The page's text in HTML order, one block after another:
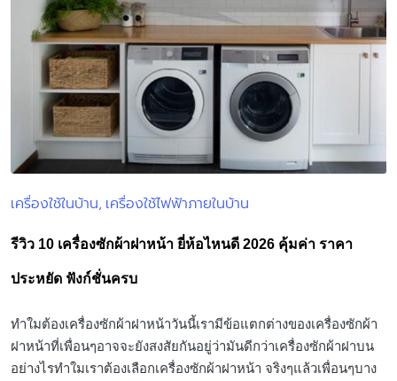
Posted
เครื่องใช้ในบ้าน เครื่องใช้ไฟฟ้าภายในบ้าน
รีวิว 10 เครื่องซักผ้าฝาหน้า ยี่ห้อไหนดี 2026 คุ้มค่า ราคา
ประหยัด ฟังก์ชั่นครบ
ทำใมต้องเครื่องซักผ้าฝาหน้าวันนี้เรามีข้อแตกต่างของเครื่องซักผ้า
ฝาหน้าที่เพื่อนๆอาจจะยังสงสัยกันอยู่ว่ามันดีกว่าเครื่องซักผ้าฝาบน
อย่างไรทำใมเราต้องเลือกเครื่องซักผ้าฝาหน้า จริงๆแล้วเพื่อนๆบาง